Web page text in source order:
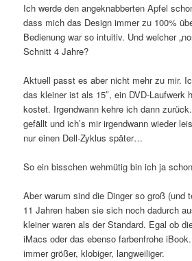
Ich werde den angeknabberten Apfel
dass mich das Design immer zu 100%
Bedienung war so intuitiv. Und welcher
Schnitt 4 Jahre?
Aktuell passt es aber nicht mehr zu mir.
das kleiner ist als 15″, ein DVD-Laufwerk
kostet. Irgendwann kehre ich dann
gefällt und ich’s mir irgendwann wieder
nur einen Dell-Zyklus später…
So ein bisschen wehmütig bin ich ja
Aber warum sind die Dinger so groß (und
11 Jahren haben sie sich noch dadurch
kleiner waren als der Standard. Egal ob
iMacs oder das ebenso farbenfrohe
immer größer, klobiger, langweiliger.